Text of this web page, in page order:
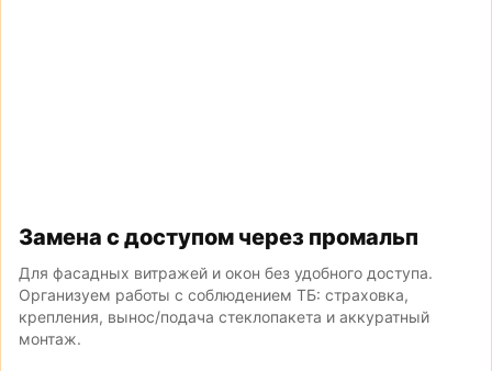
Замена с доступом через промальп
Для фасадных витражей и окон без удобного доступа.
Организуем работы с соблюдением ТБ: страховка,
крепления, вынос/подача стеклопакета и аккуратный
монтаж.